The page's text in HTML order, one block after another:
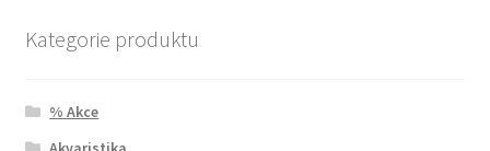
Kategorie produktu
% Akce